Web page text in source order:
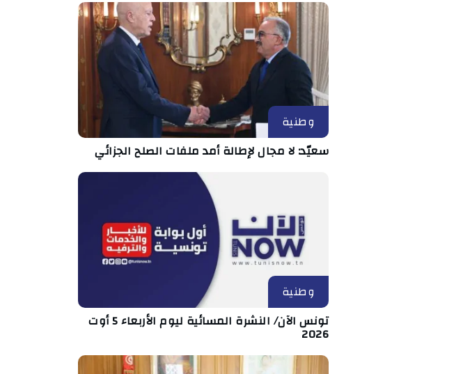
وطنية
سعيّد: لا مجال لإطالة أمد ملفات الصلح الجزائي
وطنية
تونس الآن/ النشرة المسائية ليوم الأربعاء 5 أوت
2026